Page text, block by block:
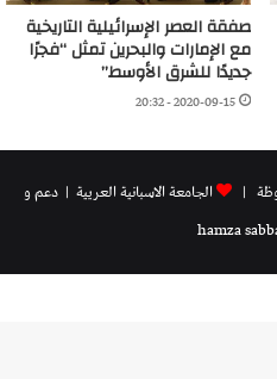
صفقة العصر الإسرائيلية التاريخية
مع الإمارات والبحرين تمثل “فجرًا
جديدًا للشرق الأوسط”
2020-09-15 - 20:32
الجامعة الاسبانية العريية | دعم و